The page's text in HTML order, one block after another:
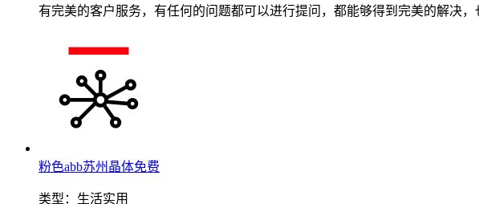
有完美的客户服务，有任何的问题都可以进行提问，都能够得到完美的解决
粉色abb苏州晶体免费
类型： 生活实用